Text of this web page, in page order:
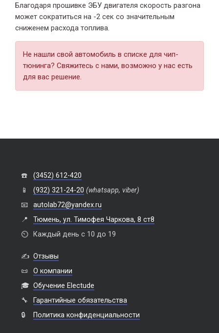
Благодаря прошивке ЭБУ двигателя скорость разгона
может сократиться на -2 сек со значительным
сниженем расхода топлива.
Не нашли свой автомобиль в списке для чип-
тюнинга? Свяжитесь с нами, возможно у нас есть
для вас решение.
☎️
(3452) 612-420
📱
(932) 321-24-20 (whatsapp, viber)
📧
autolab72@yandex.ru
📍
Тюмень, ул. Тимофея Чаркова, 8 ст8
⏲️
Каждый день с 10 до 19
✍️ Отзывы
📜
О компании
🎓 Обучение Electude
🔧
Гарантийные обязательства
🔒
Политика конфиденциальности